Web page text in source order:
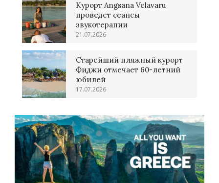
Курорт Angsana Velavaru
проведет сеансы
звукотерапии
21.07.2026
Старейший пляжный курорт
Фиджи отмечает 60-летний
юбилей
17.07.2026